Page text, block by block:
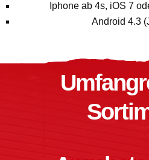
Iphone ab 4s, iOS 7
Android 4.3